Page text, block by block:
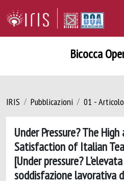
Bicocca
IRIS Pubblicazioni 01 -
Under Pressure? The
Satisfaction of Italian
[Under pressure?
soddisfazione lavorativa